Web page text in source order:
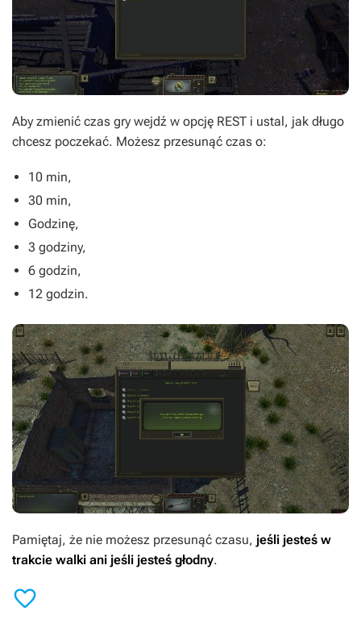
Aby zmienić czas gry wejdź w opcję REST i ustal, jak długo
chcesz poczekać. Możesz przesunąć czas o:
10 min,
30 min,
Godzinę,
3 godziny,
6 godzin,
12 godzin.
Pamiętaj, że nie możesz przesunąć czasu, jeśli jesteś w
trakcie walki ani jeśli jesteś głodny.
